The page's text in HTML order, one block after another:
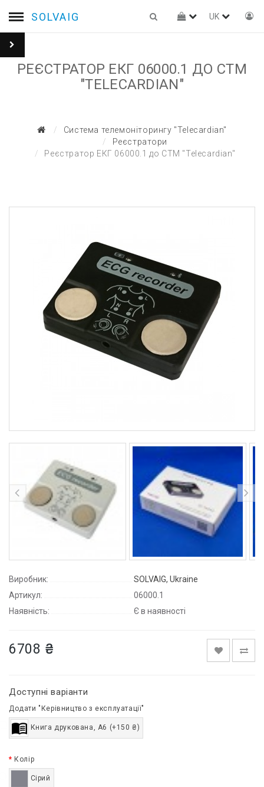
SOLVAIG UK
РЕЄСТРАТОР ЕКГ 06000.1 ДО СТМ
"TELECARDIAN"
Система телемоніторингу "Telecardian"
Реєстратори
Реєстратор ЕКГ 06000.1 до СТМ "Telecardian"
Виробник:
SOLVAIG, Ukraine
Артикул:
06000.1
Наявність:
Є в наявності
6708 ₴
Доступні варіанти
Додати "Керівництво з експлуатації"
Книга друкована, A6 (+150 ₴)
Колір
Сірий